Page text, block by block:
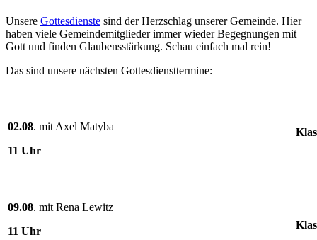
Unsere Gottesdienste sind der Herzschlag unserer Gemeinde. Hier
haben viele Gemeindemitglieder immer wieder Begegnungen mit
Gott und finden Glaubensstärkung. Schau einfach mal rein!
Das sind unsere nächsten Gottesdiensttermine:
02.08. mit Axel Matyba
11 Uhr
09.08. mit Rena Lewitz
11 Uhr